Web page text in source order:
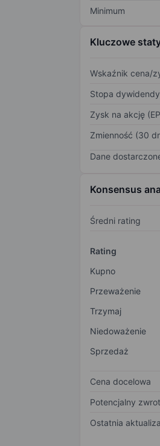
Minimum
Kluczowe
Wskaźnik cena/
Stopa
Zysk na akcję
Zmienność (30
Dane
Konsensus
Średni rating
Rating
Kupno
Przeważenie
Trzymaj
Niedoważenie
Sprzedaż
Cena docelowa
Potencjalny
Ostatnia